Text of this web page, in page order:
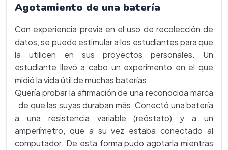
Agotamiento de una batería
Con experiencia previa en el uso de recolección de
datos, se puede estimular a los estudiantes para que
la utilicen en sus proyectos personales. Un
estudiante llevó a cabo un experimento en el que
midió la vida útil de muchas baterías.
Quería probar la afirmación de una reconocida marca
, de que las suyas duraban más. Conectó una batería
a una resistencia variable (reóstato) y a un
amperímetro, que a su vez estaba conectado al
computador. De esta forma pudo agotarla mientras